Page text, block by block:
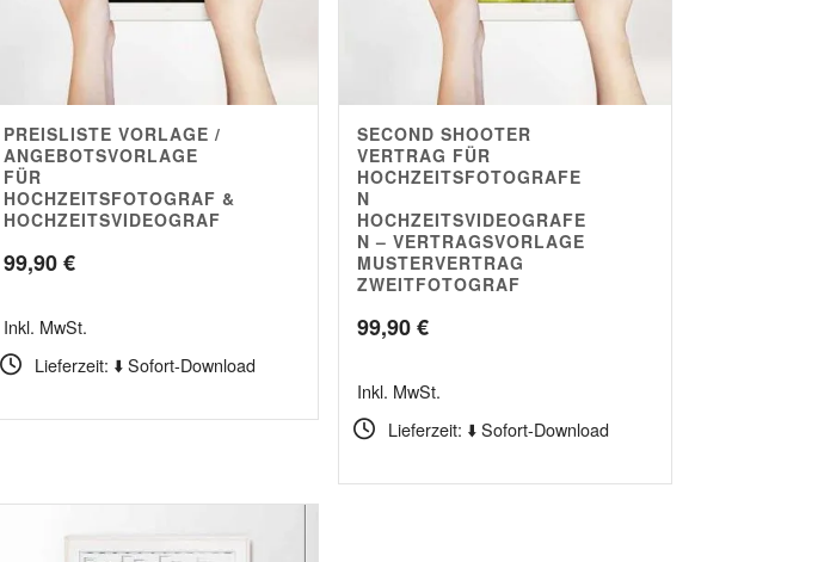
5.00
PREISLISTE VORLAGE /
ANGEBOTSVORLAGE
FÜR
HOCHZEITSFOTOGRAF &
HOCHZEITSVIDEOGRAF
99,90€
Inkl. MwSt.
Lieferzeit: ⬇️ Sofort-Download
5.00
SECOND SHOOTER
VERTRAG FÜR
HOCHZEITSFOTOGRAFE
N
HOCHZEITSVIDEOGRAFE
N – VERTRAGSVORLAGE
MUSTERVERTRAG
ZWEITFOTOGRAF
99,90€
Inkl. MwSt.
Lieferzeit: ⬇️ Sofort-Download